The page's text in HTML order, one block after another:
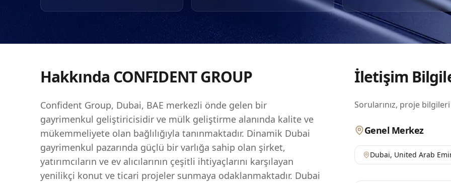
duymaktadır. Kalite ve müşteri memnuniyetine olan bağlılıklarını yansıtan bir
sahip olan şirket, BAE'nin gelişen gayrimenkul manzarasına önemli ölçüde katkıda
bulunarak sayısız projeyi başarıyla tamamlamıştır. Yatırımcılar, Confident Group'un
Hakkında CONFIDENT GROUP
Confident Group, Dubai, BAE merkezli önde gelen bir
gayrimenkul geliştiricisidir ve mülk geliştirme alanında kalite ve
mükemmeliyete olan bağlılığıyla tanınmaktadır. Dinamik Dubai
gayrimenkul pazarında güçlü bir varlığa sahip olan şirket,
yatırımcıların ve ev alıcılarının çeşitli ihtiyaçlarını karşılayan
yenilikçi konut ve ticari projeler sunmaya odaklanmaktadır. Dubai
İletişim
Sorularınız, proje
Genel Merkez
Dubai, United Arab